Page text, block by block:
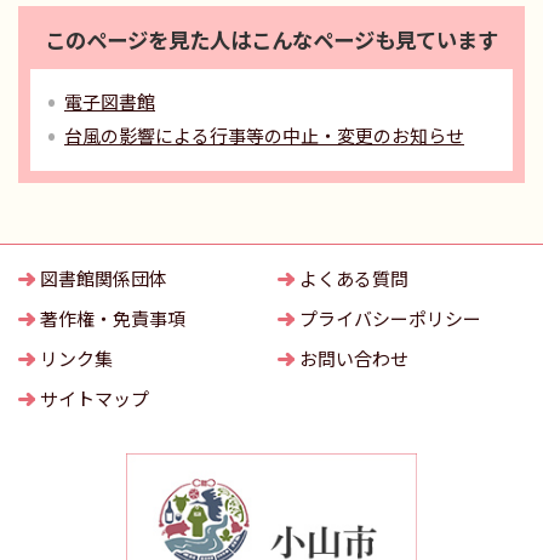
このページを見た人はこんなページも見ています
電子図書館
台風の影響による行事等の中止・変更のお知らせ
図書館関係団体
よくある質問
著作権・免責事項
プライバシーポリシー
リンク集
お問い合わせ
サイトマップ